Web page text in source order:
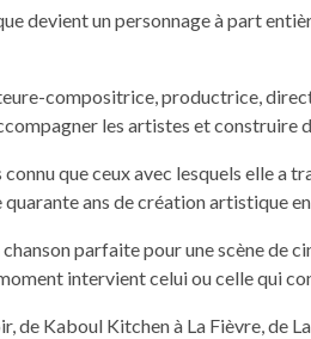
devient un personnage à part
compositrice, productrice,
les artistes et construire
que ceux avec lesquels elle a
quarante ans de création artistique
parfaite pour une scène de
intervient celui ou celle qui
de Kaboul Kitchen à La Fièvre, de